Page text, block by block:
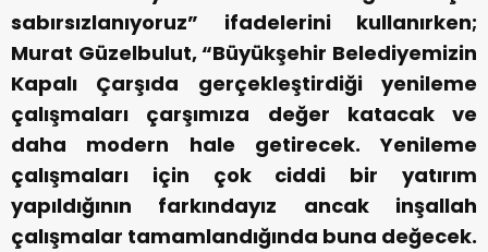
sabırsızlanıyoruz” ifadelerini kullanırken;
Murat Güzelbulut, “Büyükşehir Belediyemizin
Kapalı Çarşıda gerçekleştirdiği yenileme
çalışmaları çarşımıza değer katacak ve
daha modern hale getirecek. Yenileme
çalışmaları için çok ciddi bir yatırım
yapıldığının farkındayız ancak inşallah
çalışmalar tamamlandığında buna değecek.